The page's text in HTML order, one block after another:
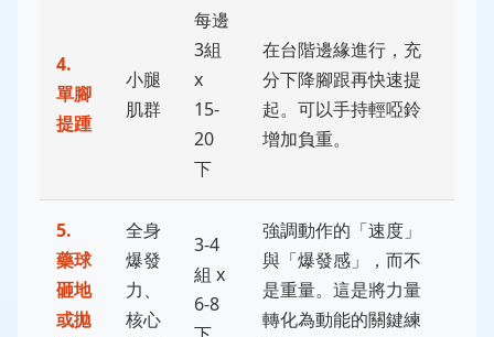
4.
單腳
提踵
小腿
肌群
每邊
3組
x
15-
20
下
在台階邊緣進行，充
分下降腳跟再快速提
起。可以手持輕啞鈴
增加負重。
5.
藥球
砸地
或拋
全身
爆發
力、
核心
3-4
組 x
6-8
強調動作的「速度」
與「爆發感」，而不
是重量。這是將力量
轉化為動能的關鍵練